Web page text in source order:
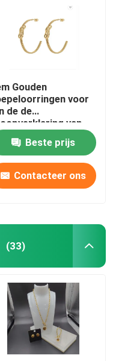
Gouden
voor
de de
van
Goud
Dikke In
Open
Beste prijs
Contacteer ons
(33)